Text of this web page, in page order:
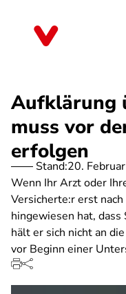
Aufklärung
muss vor
erfolgen
Stand:20.
Wenn Ihr Arzt oder
Versicherte:r erst
hingewiesen hat,
hält er sich nicht an
vor Beginn einer